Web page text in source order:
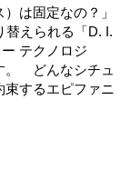
は固定なの？」
替えられる「D. I.
テクノロジ
。 どんなシチュ
束するエピファニ